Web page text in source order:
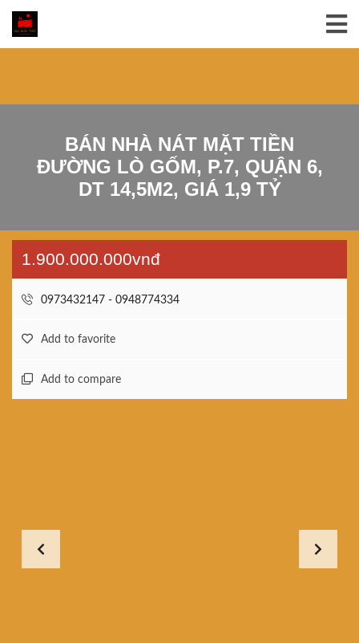
BÁN NHÀ NÁT MẶT TIỀN
ĐƯỜNG LÒ GỐM, P.7, QUẬN 6,
DT 14,5M2, GIÁ 1,9 TỶ
1.900.000.000vnđ
0973432147 - 0948774334
Add to favorite
Add to compare